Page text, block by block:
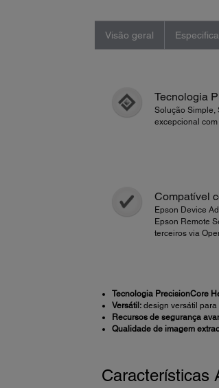
Visão geral
Tecnologia
Solução Simple,
excepcional
Compatível
Epson Device
Epson Remote
terceiros via
Tecnologia PrecisionCore
Versátil:design versátil para
Recursos de segurança
Qualidade de imagem
Características